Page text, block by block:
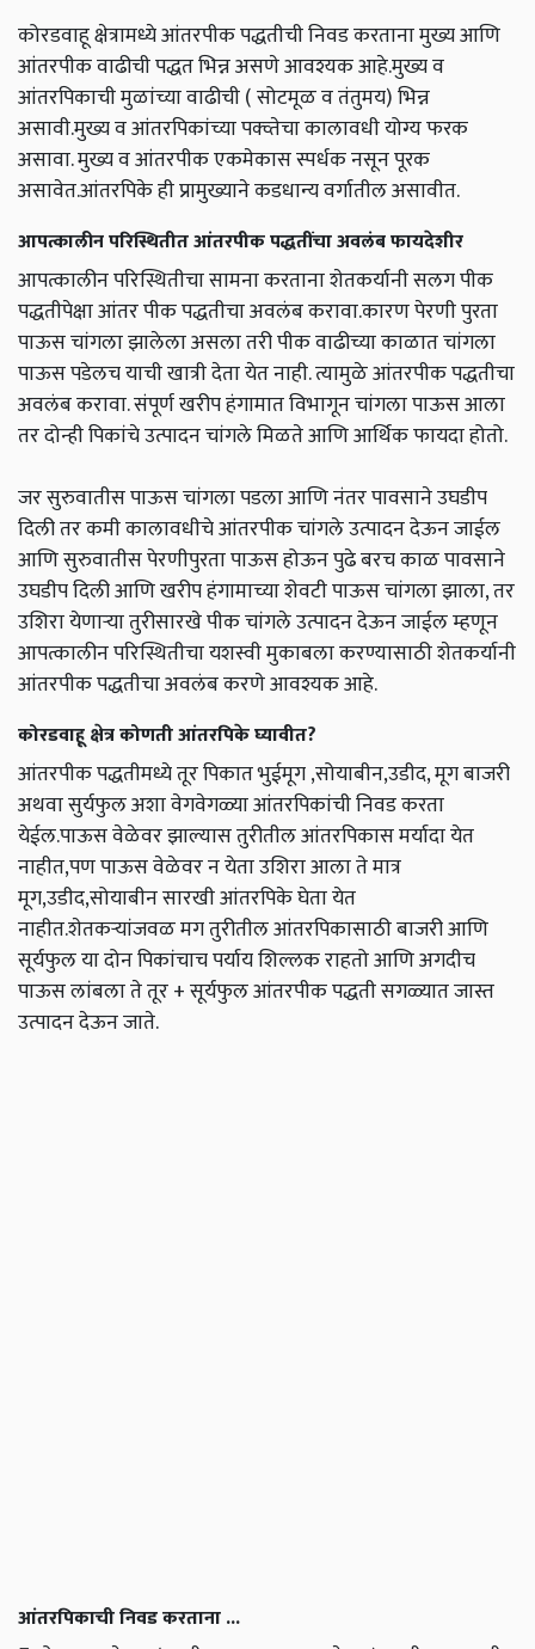
कोरडवाहू क्षेत्रामध्ये आंतरपीक पद्धतीची निवड करताना मुख्य आणि
आंतरपीक वाढीची पद्धत भिन्न असणे आवश्यक आहे.मुख्य व
आंतरपिकाची मुळांच्या वाढीची ( सोटमूळ व तंतुमय) भिन्न
असावी.मुख्य व आंतरपिकांच्या पक्व्तेचा कालावधी योग्य फरक
असावा. मुख्य व आंतरपीक एकमेकास स्पर्धक नसून पूरक
असावेत.आंतरपिके ही प्रामुख्याने कडधान्य वर्गातील असावीत.
आपत्कालीन परिस्थितीत आंतरपीक पद्धतींचा अवलंब फायदेशीर
आपत्कालीन परिस्थितीचा सामना करताना शेतकर्यानी सलग पीक
पद्धतीपेक्षा आंतर पीक पद्धतीचा अवलंब करावा.कारण पेरणी पुरता
पाऊस चांगला झालेला असला तरी पीक वाढीच्या काळात चांगला
पाऊस पडेलच याची खात्री देता येत नाही. त्यामुळे आंतरपीक पद्धतीचा
अवलंब करावा. संपूर्ण खरीप हंगामात विभागून चांगला पाऊस आला
तर दोन्ही पिकांचे उत्पादन चांगले मिळते आणि आर्थिक फायदा होतो.
जर सुरुवातीस पाऊस चांगला पडला आणि नंतर पावसाने उघडीप
दिली तर कमी कालावधीचे आंतरपीक चांगले उत्पादन देऊन जाईल
आणि सुरुवातीस पेरणीपुरता पाऊस होऊन पुढे बरच काळ पावसाने
उघडीप दिली आणि खरीप हंगामाच्या शेवटी पाऊस चांगला झाला, तर
उशिरा येणाऱ्या तुरीसारखे पीक चांगले उत्पादन देऊन जाईल म्हणून
आपत्कालीन परिस्थितीचा यशस्वी मुकाबला करण्यासाठी शेतकर्यानी
आंतरपीक पद्धतीचा अवलंब करणे आवश्यक आहे.
कोरडवाहू क्षेत्र कोणती आंतरपिके घ्यावीत?
आंतरपीक पद्धतीमध्ये तूर पिकात भुईमूग ,सोयाबीन,उडीद, मूग बाजरी
अथवा सुर्यफुल अशा वेगवेगळ्या आंतरपिकांची निवड करता
येईल.पाऊस वेळेवर झाल्यास तुरीतील आंतरपिकास मर्यादा येत
नाहीत,पण पाऊस वेळेवर न येता उशिरा आला ते मात्र
मूग,उडीद,सोयाबीन सारखी आंतरपिके घेता येत
नाहीत.शेतकऱ्यांजवळ मग तुरीतील आंतरपिकासाठी बाजरी आणि
सूर्यफुल या दोन पिकांचाच पर्याय शिल्लक राहतो आणि अगदीच
पाऊस लांबला ते तूर + सूर्यफुल आंतरपीक पद्धती सगळ्यात जास्त
उत्पादन देऊन जाते.
आंतरपिकाची निवड करताना ...